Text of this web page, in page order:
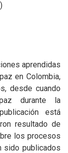
aprendidas
en Colombia,
desde cuando
durante la
está
resultado de
los procesos
sido publicados